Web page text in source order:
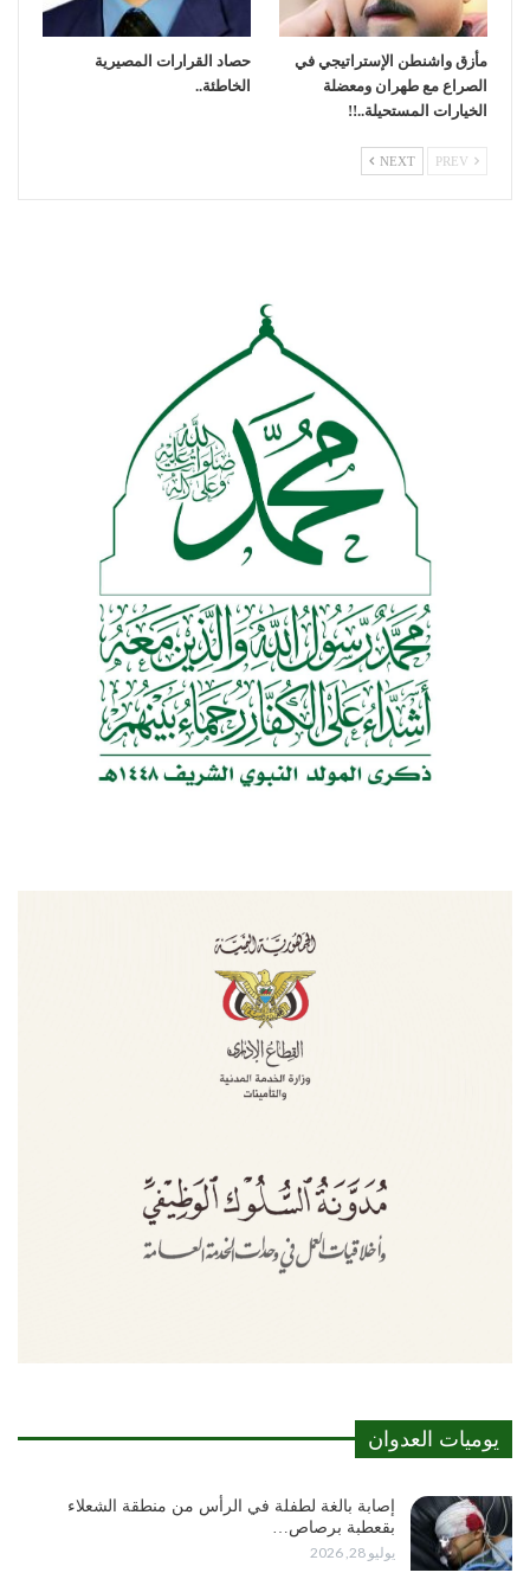
مأزق واشنطن الإستراتيجي في
الصراع مع طهران ومعضلة
الخيارات المستحيلة..!!
حصاد القرارات المصيرية
الخاطئة..
NEXT
يوميات العدوان
إصابة بالغة لطفلة في الرأس من منطقة الشعلاء
بقعطبة برصاص…
يوليو 28, 2026